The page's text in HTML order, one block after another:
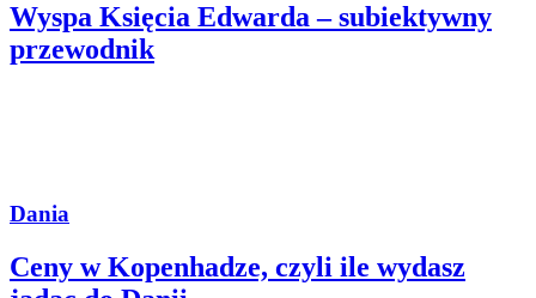
Wyspa Księcia Edwarda – subiektywny
przewodnik
Dania
Ceny w Kopenhadze, czyli ile wydasz